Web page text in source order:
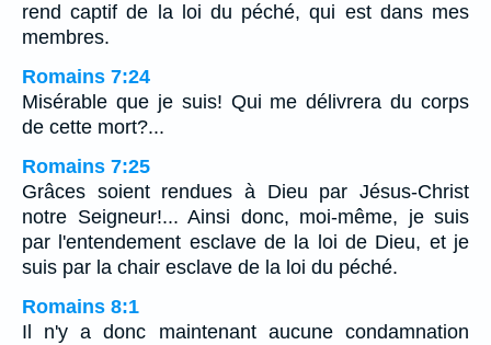
rend captif de la loi du péché, qui est dans mes
membres.
Romains 7:24
Misérable que je suis! Qui me délivrera du corps
de cette mort?...
Romains 7:25
Grâces soient rendues à Dieu par Jésus-Christ
notre Seigneur!... Ainsi donc, moi-même, je suis
par l'entendement esclave de la loi de Dieu, et je
suis par la chair esclave de la loi du péché.
Romains 8:1
Il n'y a donc maintenant aucune condamnation